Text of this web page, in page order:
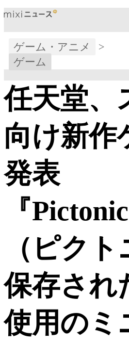
ゲーム・アニメ
>
ゲーム
任天堂、
向け新作
発表
『
（ピクト
保存され
使用のミ